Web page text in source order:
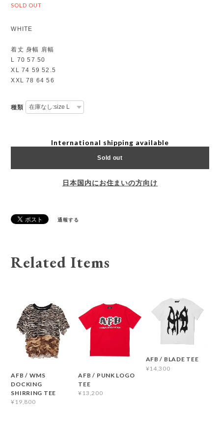
SOLD OUT
WHITE
着丈 身幅 肩幅
L 70 57 50
XL 74 59 52.5
XXL 78 64 56
種類
International shipping available
Sold out
日本国内にお住まいの方向け
通報する
Related Items
AFB / WMS
DOCKING
SHIRRING TEE
¥19,800
AFB / PUNK LOGO
TEE
¥13,200
AFB / BLADE TEE
¥14,300